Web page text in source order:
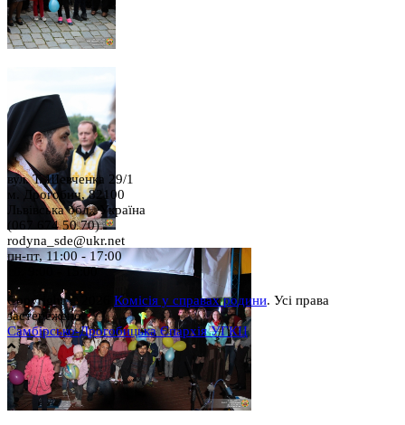
вул. Т. Шевченка 29/1
м. Дрогобич, 82100
Львівська обл., Україна
(067 674 50 70)
rodyna_sde@ukr.net
пн-пт, 11:00 - 17:00
сб, 9:00 - 15:00
Copyright © 2026 Комісія у справах родини. Усі права
застережено.
Самбірсько-Дрогобицька Єпархія УГКЦ